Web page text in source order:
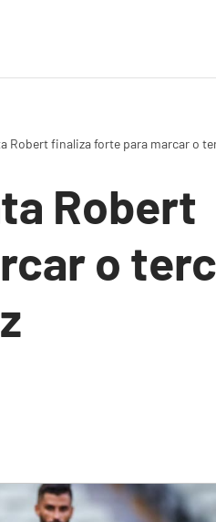
Robert finaliza forte para marcar o
Robert
o